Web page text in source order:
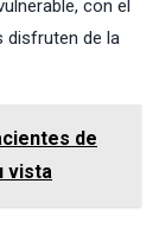
con el
disfruten de la
de
vista